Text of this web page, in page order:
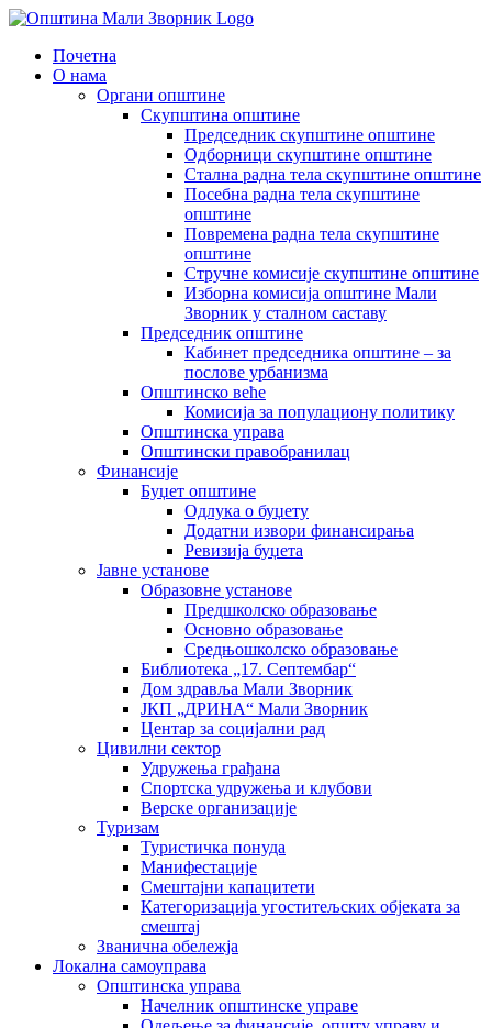
Skip
contentПочетна
О нама
Органи општине
Скупштина општине
Председник скупштине општине
Одборници скупштине општине
Стална радна тела скупштине општине
Посебна радна тела скупштине
општине
Повремена радна тела скупштине
општине
Стручне комисије скупштине општине
Изборна комисија општине Мали
Зворник у сталном саставу
Председник општине
Кабинет председника општине – за
послове урбанизма
Општинско веће
Комисија за популациону политику
Општинска управа
Општински правобранилац
Финансије
Буџет општине
Одлука о буџету
Додатни извори финансирања
Ревизија буџета
Јавне установе
Образовне установе
Предшколско образовање
Основно образовање
Средњошколско образовање
Библиотека „17. Септембар“
Дом здравља Мали Зворник
ЈКП „ДРИНА“ Мали Зворник
Центар за социјални рад
Цивилни сектор
Удружења грађана
Спортска удружења и клубови
Верске организације
Туризам
Туристичка понуда
Манифестације
Смештајни капацитети
Категоризација угоститељских објеката за
смештај
Званична обележја
Локална самоуправа
Општинска управа
Начелник општинске управе